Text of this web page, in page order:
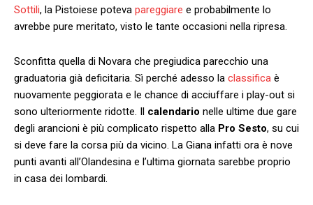
Sottili, la Pistoiese poteva pareggiare e probabilmente lo
avrebbe pure meritato, visto le tante occasioni nella ripresa.
Sconfitta quella di Novara che pregiudica parecchio una
graduatoria già deficitaria. Sì perché adesso la classifica è
nuovamente peggiorata e le chance di acciuffare i play-out si
sono ulteriormente ridotte. Il calendario nelle ultime due gare
degli arancioni è più complicato rispetto alla Pro Sesto, su cui
si deve fare la corsa più da vicino. La Giana infatti ora è nove
punti avanti all’Olandesina e l’ultima giornata sarebbe proprio
in casa dei lombardi.